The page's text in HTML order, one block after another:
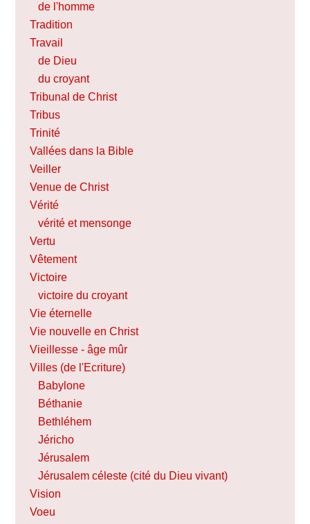
de l'homme
Tradition
Travail
de Dieu
du croyant
Tribunal de Christ
Tribus
Trinité
Vallées dans la Bible
Veiller
Venue de Christ
Vérité
vérité et mensonge
Vertu
Vêtement
Victoire
victoire du croyant
Vie éternelle
Vie nouvelle en Christ
Vieillesse - âge mûr
Villes (de l'Ecriture)
Babylone
Béthanie
Bethléhem
Jéricho
Jérusalem
Jérusalem céleste (cité du Dieu vivant)
Vision
Voeu